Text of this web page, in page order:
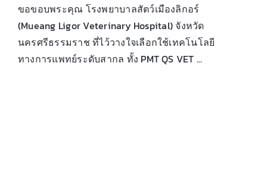
ขอขอบพระคุณ โรงพยาบาลสัตว์เมืองลิกอร์
(Mueang Ligor Veterinary Hospital) จังหวัด
นครศรีธรรมราช ที่ไว้วางใจเลือกใช้เทคโนโลยี
ทางการแพทย์ระดับสากล ทั้ง PMT QS VET ...